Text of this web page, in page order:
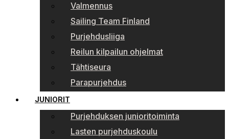
Valmennus
Sailing Team Finland
Purjehdusliiga
Reilun kilpailun ohjelmat
Tähtiseura
Parapurjehdus
JUNIORIT
Purjehduksen junioritoiminta
Lasten purjehduskoulu